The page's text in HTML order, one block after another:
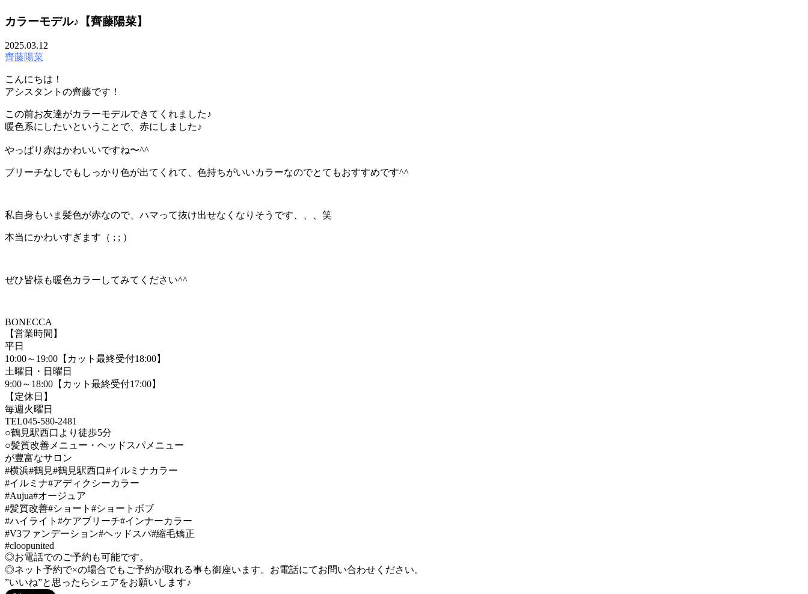
カラーモデル♪【齊藤陽菜】
2025.03.12
齊藤陽菜
こんにちは！
アシスタントの齊藤です！
この前お友達がカラーモデルできてくれました♪
暖色系にしたいということで、赤にしました♪
やっぱり赤はかわいいですね〜^^
ブリーチなしでもしっかり色が出てくれて、色持ちがいいカラーなのでとてもおすすめです^^
私自身もいま髪色が赤なので、ハマって抜け出せなくなりそうです、、、笑
本当にかわいすぎます（ ; ; ）
ぜひ皆様も暖色カラーしてみてください^^
BONECCA
【営業時間】
平日
10:00～19:00【カット最終受付18:00】
土曜日・日曜日
9:00～18:00【カット最終受付17:00】
【定休日】
毎週火曜日
TEL045-580-2481
○鶴見駅西口より徒歩5分
○髪質改善メニュー・ヘッドスパメニュー
が豊富なサロン
#横浜#鶴見#鶴見駅西口#イルミナカラー
#イルミナ#アディクシーカラー
#Aujua#オージュア
#髪質改善#ショート#ショートボブ
#ハイライト#ケアブリーチ#インナーカラー
#V3ファンデーション#ヘッドスパ#縮毛矯正
#cloopunited
◎お電話でのご予約も可能です。
◎ネット予約で×の場合でもご予約が取れる事も御座います。お電話にてお問い合わせください。
”いいね”と思ったらシェアをお願いします♪